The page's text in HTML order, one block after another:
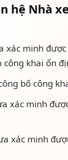
hệ Nhà
xác minh
khai ổn
bố công
xác minh
xác minh